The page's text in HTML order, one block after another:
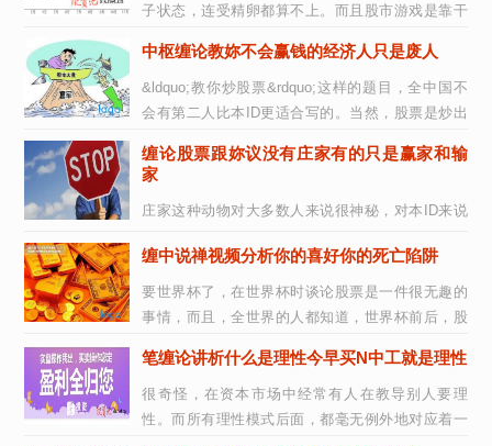
子状态，连受精卵都算不上。而且股市游戏是靠干
中枢缠论教妳不会赢钱的经济人只是废人
&ldquo;教你炒股票&rdquo;这样的题目，全中国不
会有第二人比本ID更适合写的。当然，股票是炒出
缠论股票跟妳议没有庄家有的只是赢家和输
家
庄家这种动物对大多数人来说很神秘，对本ID来说
比较适合现代中国人的思维模式，因此就变...
缠中说禅视频分析你的喜好你的死亡陷阱
要世界杯了，在世界杯时谈论股票是一件很无趣的
事情，而且，全世界的人都知道，世界杯前后，股
有...
笔缠论讲析什么是理性今早买N中工就是理性
很奇怪，在资本市场中经常有人在教导别人要理
性。而所有理性模式后面，都毫无例外地对应着一